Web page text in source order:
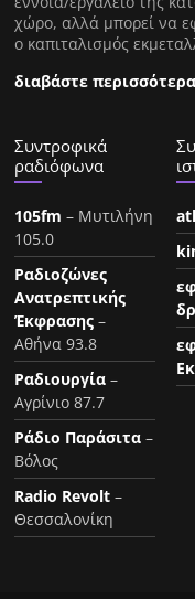
χώρο, αλλά μπορεί να
ο καπιταλισμός
διαβάστε
Συντροφικά
ραδιόφωνα
105fm – Μυτιλήνη
105.0
Ραδιοζώνες
Ανατρεπτικής
Έκφρασης –
Αθήνα 93.8
Ραδιουργία –
Αγρίνιο 87.7
Ράδιο Παράσιτα –
Βόλος
Radio Revolt –
Θεσσαλονίκη